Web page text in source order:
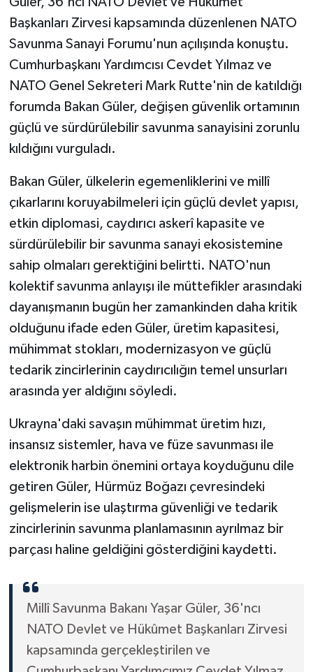
Başkanları Zirvesi kapsamında düzenlenen NATO
Savunma Sanayi Forumu'nun açılışında konuştu.
Cumhurbaşkanı Yardımcısı Cevdet Yılmaz ve
NATO Genel Sekreteri Mark Rutte'nin de katıldığı
forumda Bakan Güler, değişen güvenlik ortamının
güçlü ve sürdürülebilir savunma sanayisini zorunlu
kıldığını vurguladı.
Bakan Güler, ülkelerin egemenliklerini ve millî
çıkarlarını koruyabilmeleri için güçlü devlet yapısı,
etkin diplomasi, caydırıcı askerî kapasite ve
sürdürülebilir bir savunma sanayi ekosistemine
sahip olmaları gerektiğini belirtti. NATO'nun
kolektif savunma anlayışı ile müttefikler arasındaki
dayanışmanın bugün her zamankinden daha kritik
olduğunu ifade eden Güler, üretim kapasitesi,
mühimmat stokları, modernizasyon ve güçlü
tedarik zincirlerinin caydırıcılığın temel unsurları
arasında yer aldığını söyledi.
Ukrayna'daki savaşın mühimmat üretim hızı,
insansız sistemler, hava ve füze savunması ile
elektronik harbin önemini ortaya koyduğunu dile
getiren Güler, Hürmüz Boğazı çevresindeki
gelişmelerin ise ulaştırma güvenliği ve tedarik
zincirlerinin savunma planlamasının ayrılmaz bir
parçası haline geldiğini gösterdiğini kaydetti.
Millî Savunma Bakanı Yaşar Güler, 36'ncı
NATO Devlet ve Hükûmet Başkanları Zirvesi
kapsamında gerçekleştirilen ve